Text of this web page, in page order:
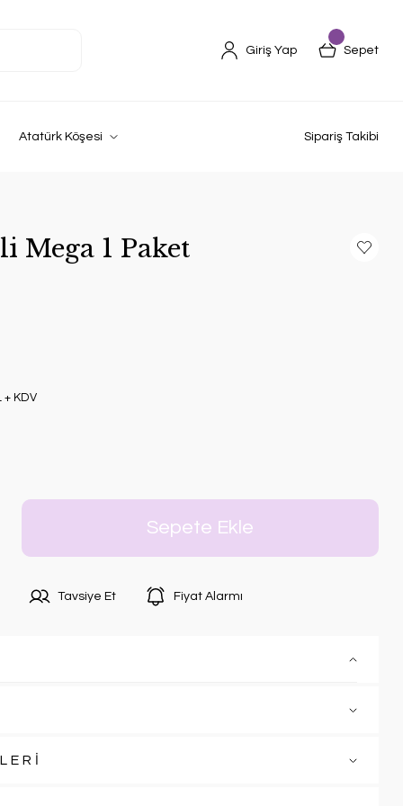
Giriş Yap Sepet
Atatürk Köşesi Sipariş Takibi
Mega 1 Paket
+ KDV
Sepete Ekle
Tavsiye Et Fiyat Alarmı